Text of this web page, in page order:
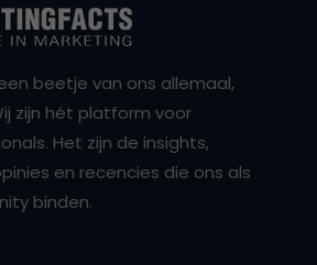
beetje van ons allemaal,
zijn hét platform voor
Het zijn de insights,
en recencies die ons als
binden.